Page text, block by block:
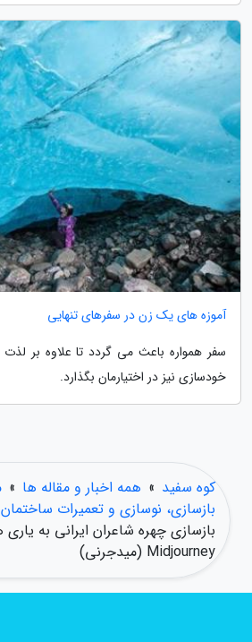
آموزه های یک زن در سفرهای تنهایی
سفر همواره باعث می گردد تا علاوه بر
خودسازی نیز در اختیارمان بگذارد.
کوه سفید » همه اخبار و مقاله ها »
بازسازی، نوسازی و تعمیرات ساختمان
بازسازی چهره شاعران ایرانی به
Midjourney (میدجرنی)